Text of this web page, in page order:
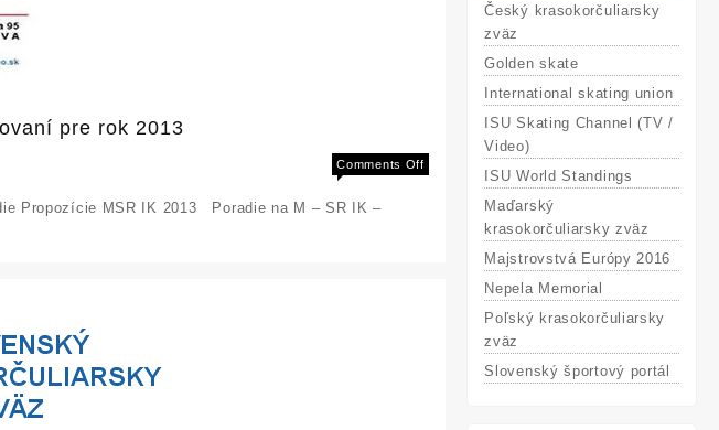
pre rok 2013
Comments Offon
Majstrovstvá
Slovenska
interpretačnom
korčuľovaní
Propozície MSR IK 2013 Poradie na M – SR IK –
Český krasokorčuliarsky
zväz
Golden skate
International skating union
ISU Skating Channel (TV /
Video)
ISU World Standings
Maďarský
krasokorčuliarsky zväz
Majstrovstvá Európy 2016
Nepela Memorial
Poľský krasokorčuliarsky
zväz
Slovenský športový portál